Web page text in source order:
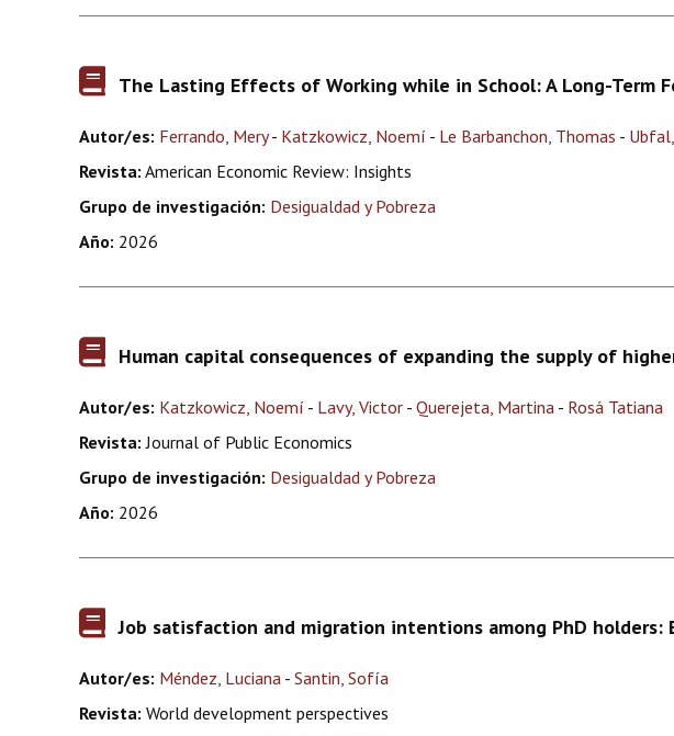
The Lasting Effects of Working while in School: A Long-Term
Autor/es: Ferrando, Mery- Katzkowicz, Noemí - Le Barbanchon, Thomas -
Revista: American Economic Review: Insights
Grupo de investigación: Desigualdad y Pobreza
Año: 2026
Human capital consequences of expanding the supply of
Autor/es: Katzkowicz, Noemí - Lavy, Victor - Querejeta, Martina - Rosá Tatiana
Revista: Journal of Public Economics
Grupo de investigación: Desigualdad y Pobreza
Año: 2026
Job satisfaction and migration intentions among PhD holders:
Autor/es: Méndez, Luciana - Santin, Sofía
Revista: World development perspectives